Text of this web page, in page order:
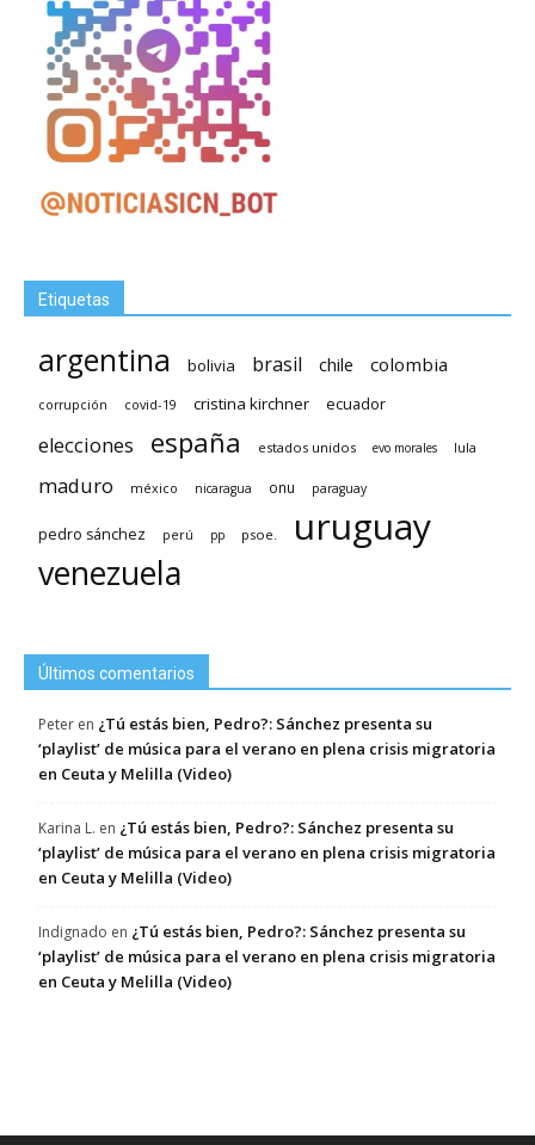
Etiquetas
argentina bolivia brasil chile colombia
corrupción covid-19 cristina kirchner ecuador
elecciones españa estados unidos evo morales lula
maduro méxico nicaragua onu paraguay
pedro sánchez perú pp psoe. uruguay
venezuela
Últimos comentarios
Peter en ¿Tú estás bien, Pedro?: Sánchez presenta su
‘playlist’ de música para el verano en plena crisis migratoria
en Ceuta y Melilla (Video)
Karina L. en ¿Tú estás bien, Pedro?: Sánchez presenta su
‘playlist’ de música para el verano en plena crisis migratoria
en Ceuta y Melilla (Video)
Indignado en ¿Tú estás bien, Pedro?: Sánchez presenta su
‘playlist’ de música para el verano en plena crisis migratoria
en Ceuta y Melilla (Video)